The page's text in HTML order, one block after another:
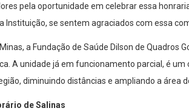
pela oportunidade em celebrar essa
Instituição, se sentem agraciados com essa
a Fundação de Saúde Dilson de Quadros
A unidade já em funcionamento parcial, é
diminuindo distâncias e ampliando a área
de Salinas